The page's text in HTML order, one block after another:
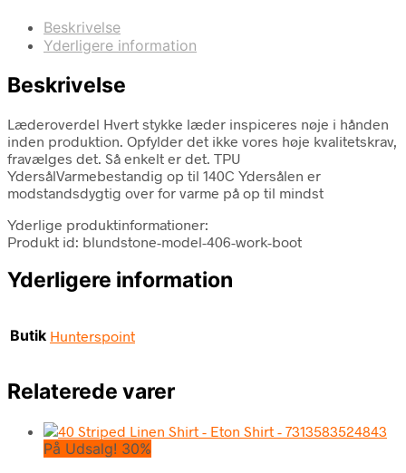
Beskrivelse
Yderligere information
Beskrivelse
Læderoverdel Hvert stykke læder inspiceres nøje i hånden
inden produktion. Opfylder det ikke vores høje kvalitetskrav,
fravælges det. Så enkelt er det. TPU
YdersålVarmebestandig op til 140C Ydersålen er
modstandsdygtig over for varme på op til mindst
Yderlige produktinformationer:
Produkt id: blundstone-model-406-work-boot
Yderligere information
Butik Hunterspoint
Relaterede varer
På Udsalg! 30%